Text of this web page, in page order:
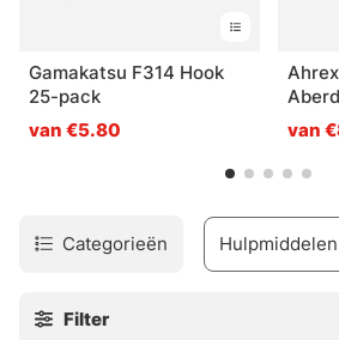
Gamakatsu F314 Hook
25-pack
van €5.80
van
Categorieën
Filter